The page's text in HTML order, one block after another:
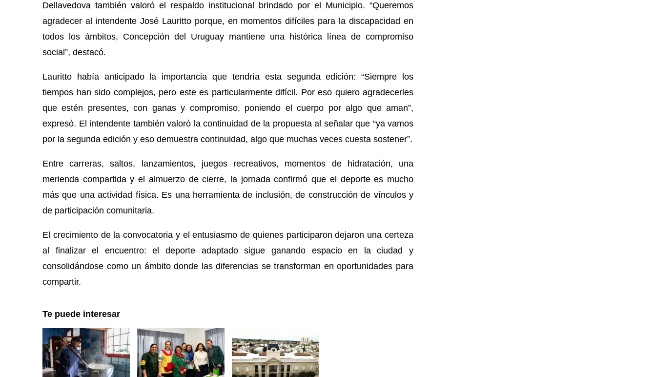
Dellavedova también valoró el respaldo institucional brindado por el Municipio. “Queremos
agradecer al intendente José Lauritto porque, en momentos difíciles para la discapacidad en
todos los ámbitos, Concepción del Uruguay mantiene una histórica línea de compromiso
social”, destacó.
Lauritto había anticipado la importancia que tendría esta segunda edición: “Siempre los
tiempos han sido complejos, pero este es particularmente difícil. Por eso quiero agradecerles
que estén presentes, con ganas y compromiso, poniendo el cuerpo por algo que aman”,
expresó. El intendente también valoró la continuidad de la propuesta al señalar que “ya vamos
por la segunda edición y eso demuestra continuidad, algo que muchas veces cuesta sostener”.
Entre carreras, saltos, lanzamientos, juegos recreativos, momentos de hidratación, una
merienda compartida y el almuerzo de cierre, la jornada confirmó que el deporte es mucho
más que una actividad física. Es una herramienta de inclusión, de construcción de vínculos y
de participación comunitaria.
El crecimiento de la convocatoria y el entusiasmo de quienes participaron dejaron una certeza
al finalizar el encuentro: el deporte adaptado sigue ganando espacio en la ciudad y
consolidándose como un ámbito donde las diferencias se transforman en oportunidades para
compartir.
Te puede interesar